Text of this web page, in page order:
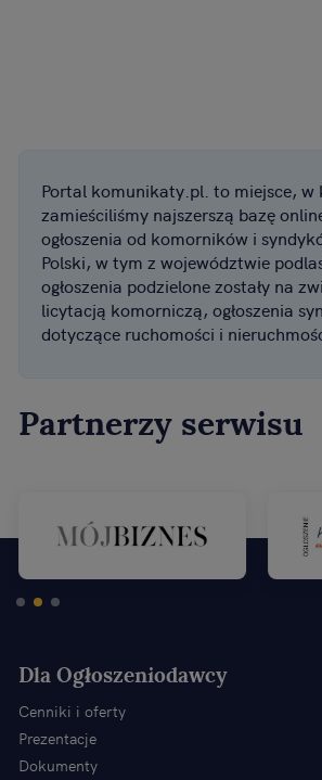
Portal komunikaty.pl. to miejsce, w
zamieściliśmy najszerszą bazę
ogłoszenia od komorników i
Polski, w tym z województwie
ogłoszenia podzielone zostały na
licytacją komorniczą, ogłoszenia
dotyczące ruchomości i
Partnerzy serwisu
Dla Ogłoszeniodawcy
Cenniki i oferty
Prezentacje
Dokumenty